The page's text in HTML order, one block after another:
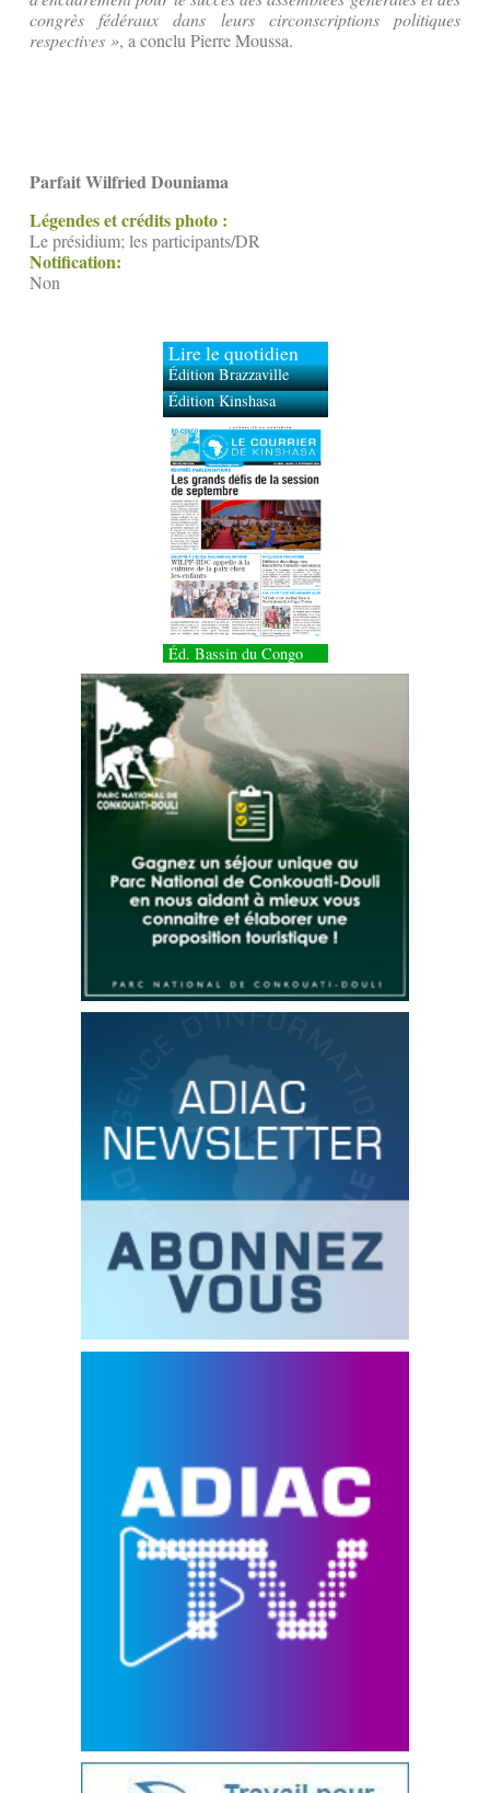
congrès fédéraux dans leurs circonscriptions politiques
respectives », a conclu Pierre Moussa.
Parfait Wilfried Douniama
Légendes et crédits photo :
Le présidium; les participants/DR
Notification:
Non
Lire le quotidien
Édition Brazzaville
Édition Kinshasa
Éd. Bassin du Congo